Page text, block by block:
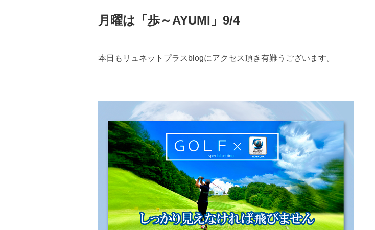
月曜は「歩～AYUMI」9/4
本日もリュネットプラスblogにアクセス頂き有難うございます。